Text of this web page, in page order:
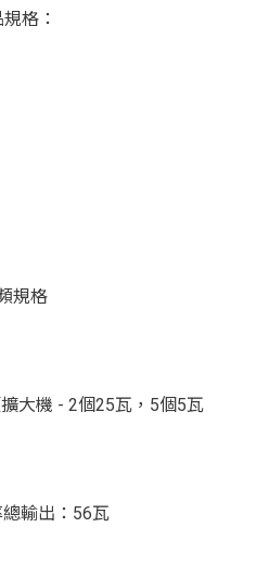
格：
規格
大機 - 2個25瓦，5個5瓦
總輸出：56瓦